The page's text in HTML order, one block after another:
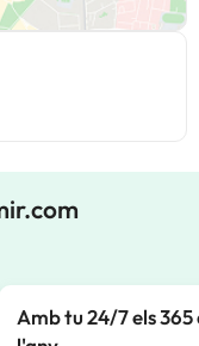
Amb tu 24/7 els 365